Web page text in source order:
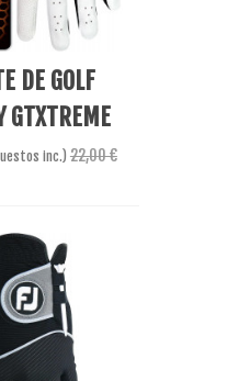
DE GOLF
GTXTREME
LADY
inc.) 22,00 €